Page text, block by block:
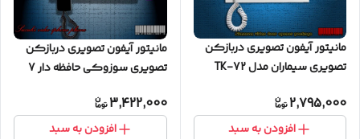
مانیتور آیفون تصویری دربازکن
تصویری سیماران مدل TK-72
2,795,000
افزودن به سبد
مانیتور آیفون تصویری دربازکن
تصویری سوزوکی حافظه دار 7
3,422,000
افزودن به سبد